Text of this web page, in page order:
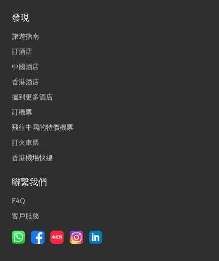
發現
旅遊指南
訂酒店
中國酒店
香港酒店
搵到更多酒店
訂機票
飛往中國的特價機票
訂火車票
香港機場快線
聯繫我們
FAQ
客戶服務